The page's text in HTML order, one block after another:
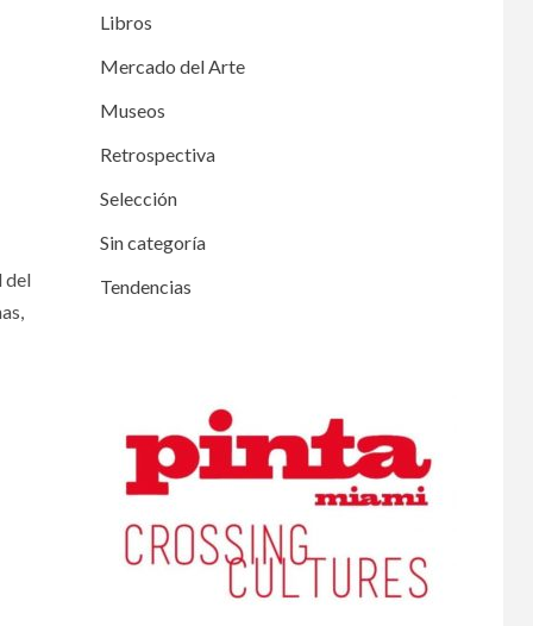
del
Libros
Mercado del Arte
Museos
Retrospectiva
Selección
Sin categoría
Tendencias